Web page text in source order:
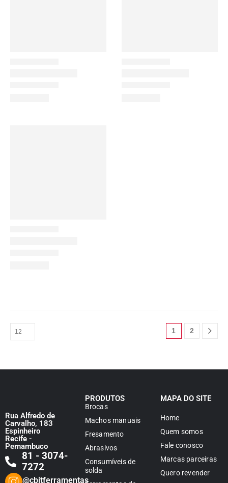
1 2
Rua Alfredo de
Carvalho, 183
Espinheiro
Recife -
Pernambuco
81 - 3074-
7272
@cbitferramentas
PRODUTOS
Brocas
Machos manuais
Fresamento
Abrasivos
Consumíveis de
solda
MAPA DO SITE
Home
Quem somos
Fale conosco
Marcas parceiras
Quero revender